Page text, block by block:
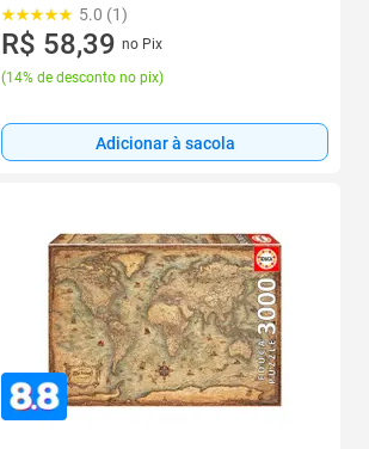
5.0 (1)
R$ 58,39 no Pix
(14% de desconto no pix)
Adicionar à sacola